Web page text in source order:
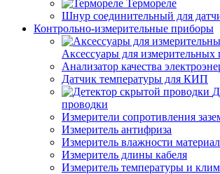
Термореле
Шнур соединительный для
Контрольно-измерительные приборы
Аксессуары для измерительных
Анализатор качества
Датчик температуры для КИП
проводки
Измерители сопротивления
Измеритель антифриза
Измеритель влажности
Измеритель длины кабеля
Измеритель температуры и